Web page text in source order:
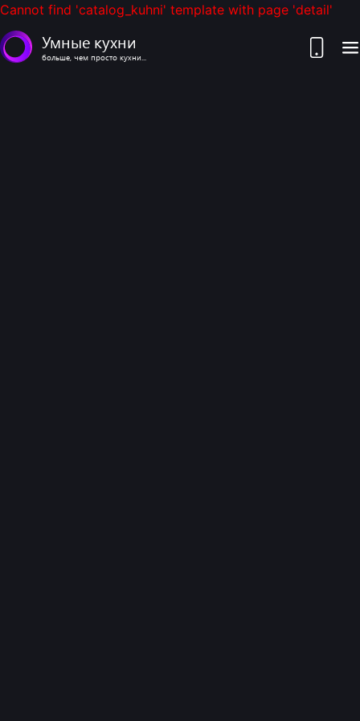
Умные кухни
больше, чем просто кухни...
Cannot find 'catalog_kuhni' template with page 'detail'